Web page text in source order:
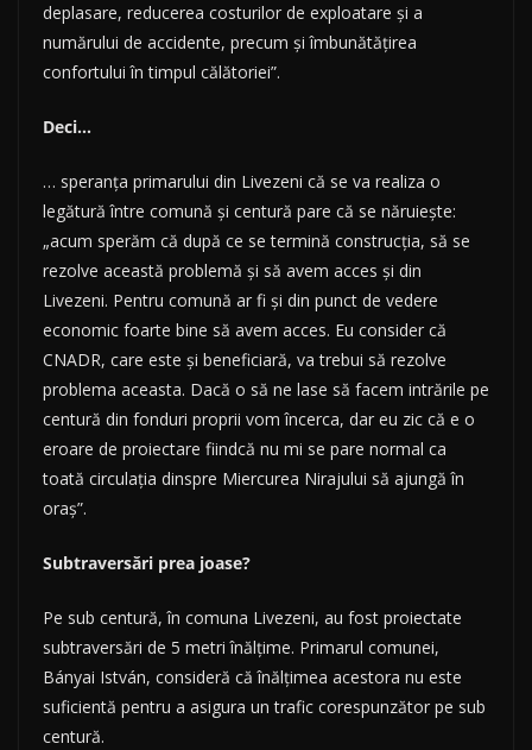
deplasare, reducerea costurilor de exploatare și a
numărului de accidente, precum și îmbunătățirea
confortului în timpul călătoriei”.
Deci…
… speranţa primarului din Livezeni că se va realiza o
legătură între comună şi centură pare că se năruieşte:
„acum sperăm că după ce se termină construcţia, să se
rezolve această problemă şi să avem acces şi din
Livezeni. Pentru comună ar fi şi din punct de vedere
economic foarte bine să avem acces. Eu consider că
CNADR, care este şi beneficiară, va trebui să rezolve
problema aceasta. Dacă o să ne lase să facem intrările pe
centură din fonduri proprii vom încerca, dar eu zic că e o
eroare de proiectare fiindcă nu mi se pare normal ca
toată circulaţia dinspre Miercurea Nirajului să ajungă în
oraş”.
Subtraversări prea joase?
Pe sub centură, în comuna Livezeni, au fost proiectate
subtraversări de 5 metri înălțime. Primarul comunei,
Bányai István, consideră că înălțimea acestora nu este
suficientă pentru a asigura un trafic corespunzător pe sub
centură.